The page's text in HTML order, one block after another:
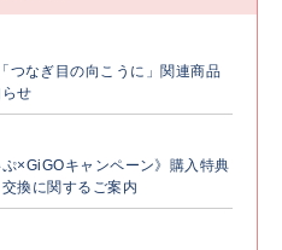
つなぎ目の向こうに」関連商品
せ
×GiGOキャンペーン》購入特典
換に関するご案内